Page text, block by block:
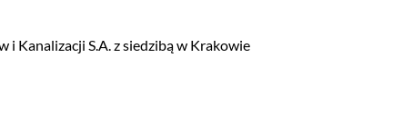
Kanalizacji S.A. z siedzibą w Krakowie